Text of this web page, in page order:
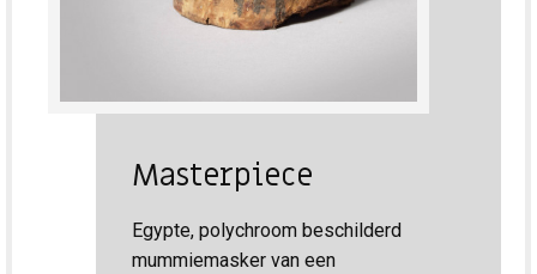
Masterpiece
Egypte, polychroom beschilderd
mummiemasker van een